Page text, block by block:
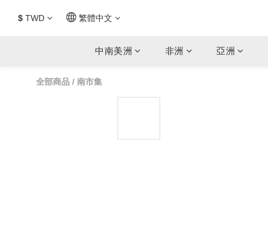
$ TWD 繁體中文
中南美洲 非洲 亞洲
全部商品 / 南市集